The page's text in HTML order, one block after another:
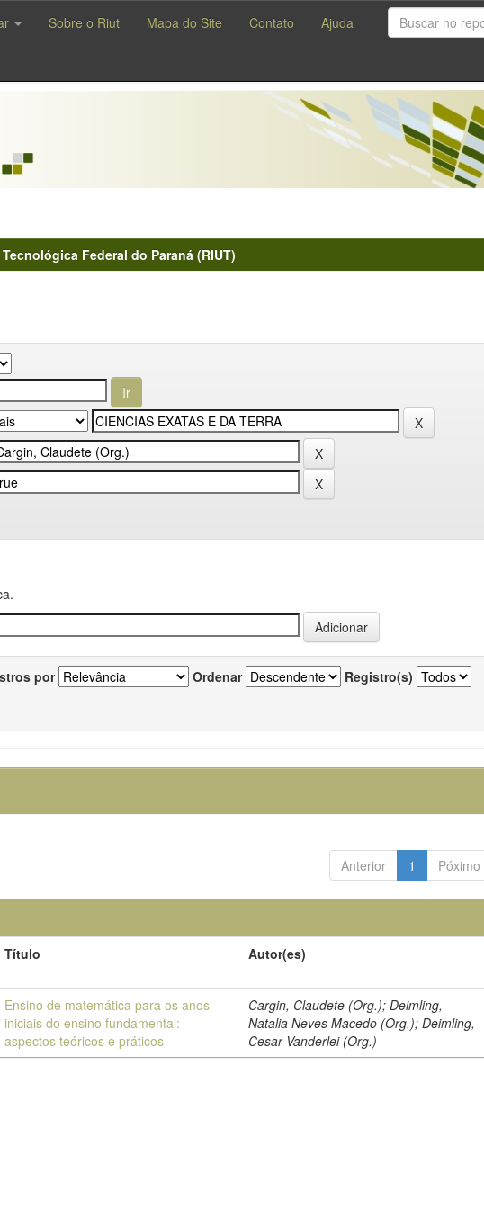
Sobre o Riut Mapa do Site Contato Ajuda
Federal do Paraná (RIUT)
por Ordenar Registro(s)
Anterior 1 Póximo
Título Autor(es)
Ensino de matemática para os anos
iniciais do ensino fundamental:
aspectos teóricos e práticos
Cargin, Claudete (Org.); Deimling,
Natalia Neves Macedo (Org.); Deimling,
Cesar Vanderlei (Org.)